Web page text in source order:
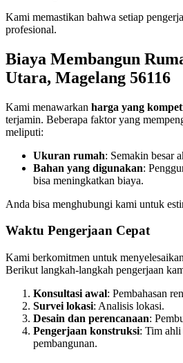
Kami memastikan bahwa setiap
profesional.
Biaya Membangun
Utara, Magelang 56116
Kami menawarkan harga yang
terjamin. Beberapa faktor yang
meliputi:
Ukuran rumah: Semakin besar
Bahan yang digunakan:
bisa meningkatkan biaya.
Anda bisa menghubungi kami untuk
Waktu Pengerjaan Cepat
Kami berkomitmen untuk
Berikut langkah-langkah pengerjaan
Konsultasi awal: Pembahasan
Survei lokasi: Analisis lokasi.
Desain dan perencanaan:
Pengerjaan konstruksi: Tim ahli
pembangunan.